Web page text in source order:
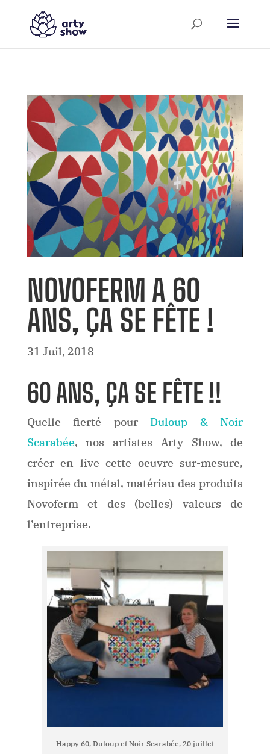
NOVOFERM A 60
ANS, ÇA SE FÊTE !
31 Juil, 2018
60 ANS, ÇA SE FÊTE !!
Quelle fierté pourDuloup & Noir
Scarabée, nos artistes Arty Show, de
créer en live cette oeuvre sur-mesure,
inspirée du métal, matériau des produits
Novoferm et des (belles) valeurs de
l’entreprise.
Happy 60, Duloup et Noir Scarabée, 20 juillet